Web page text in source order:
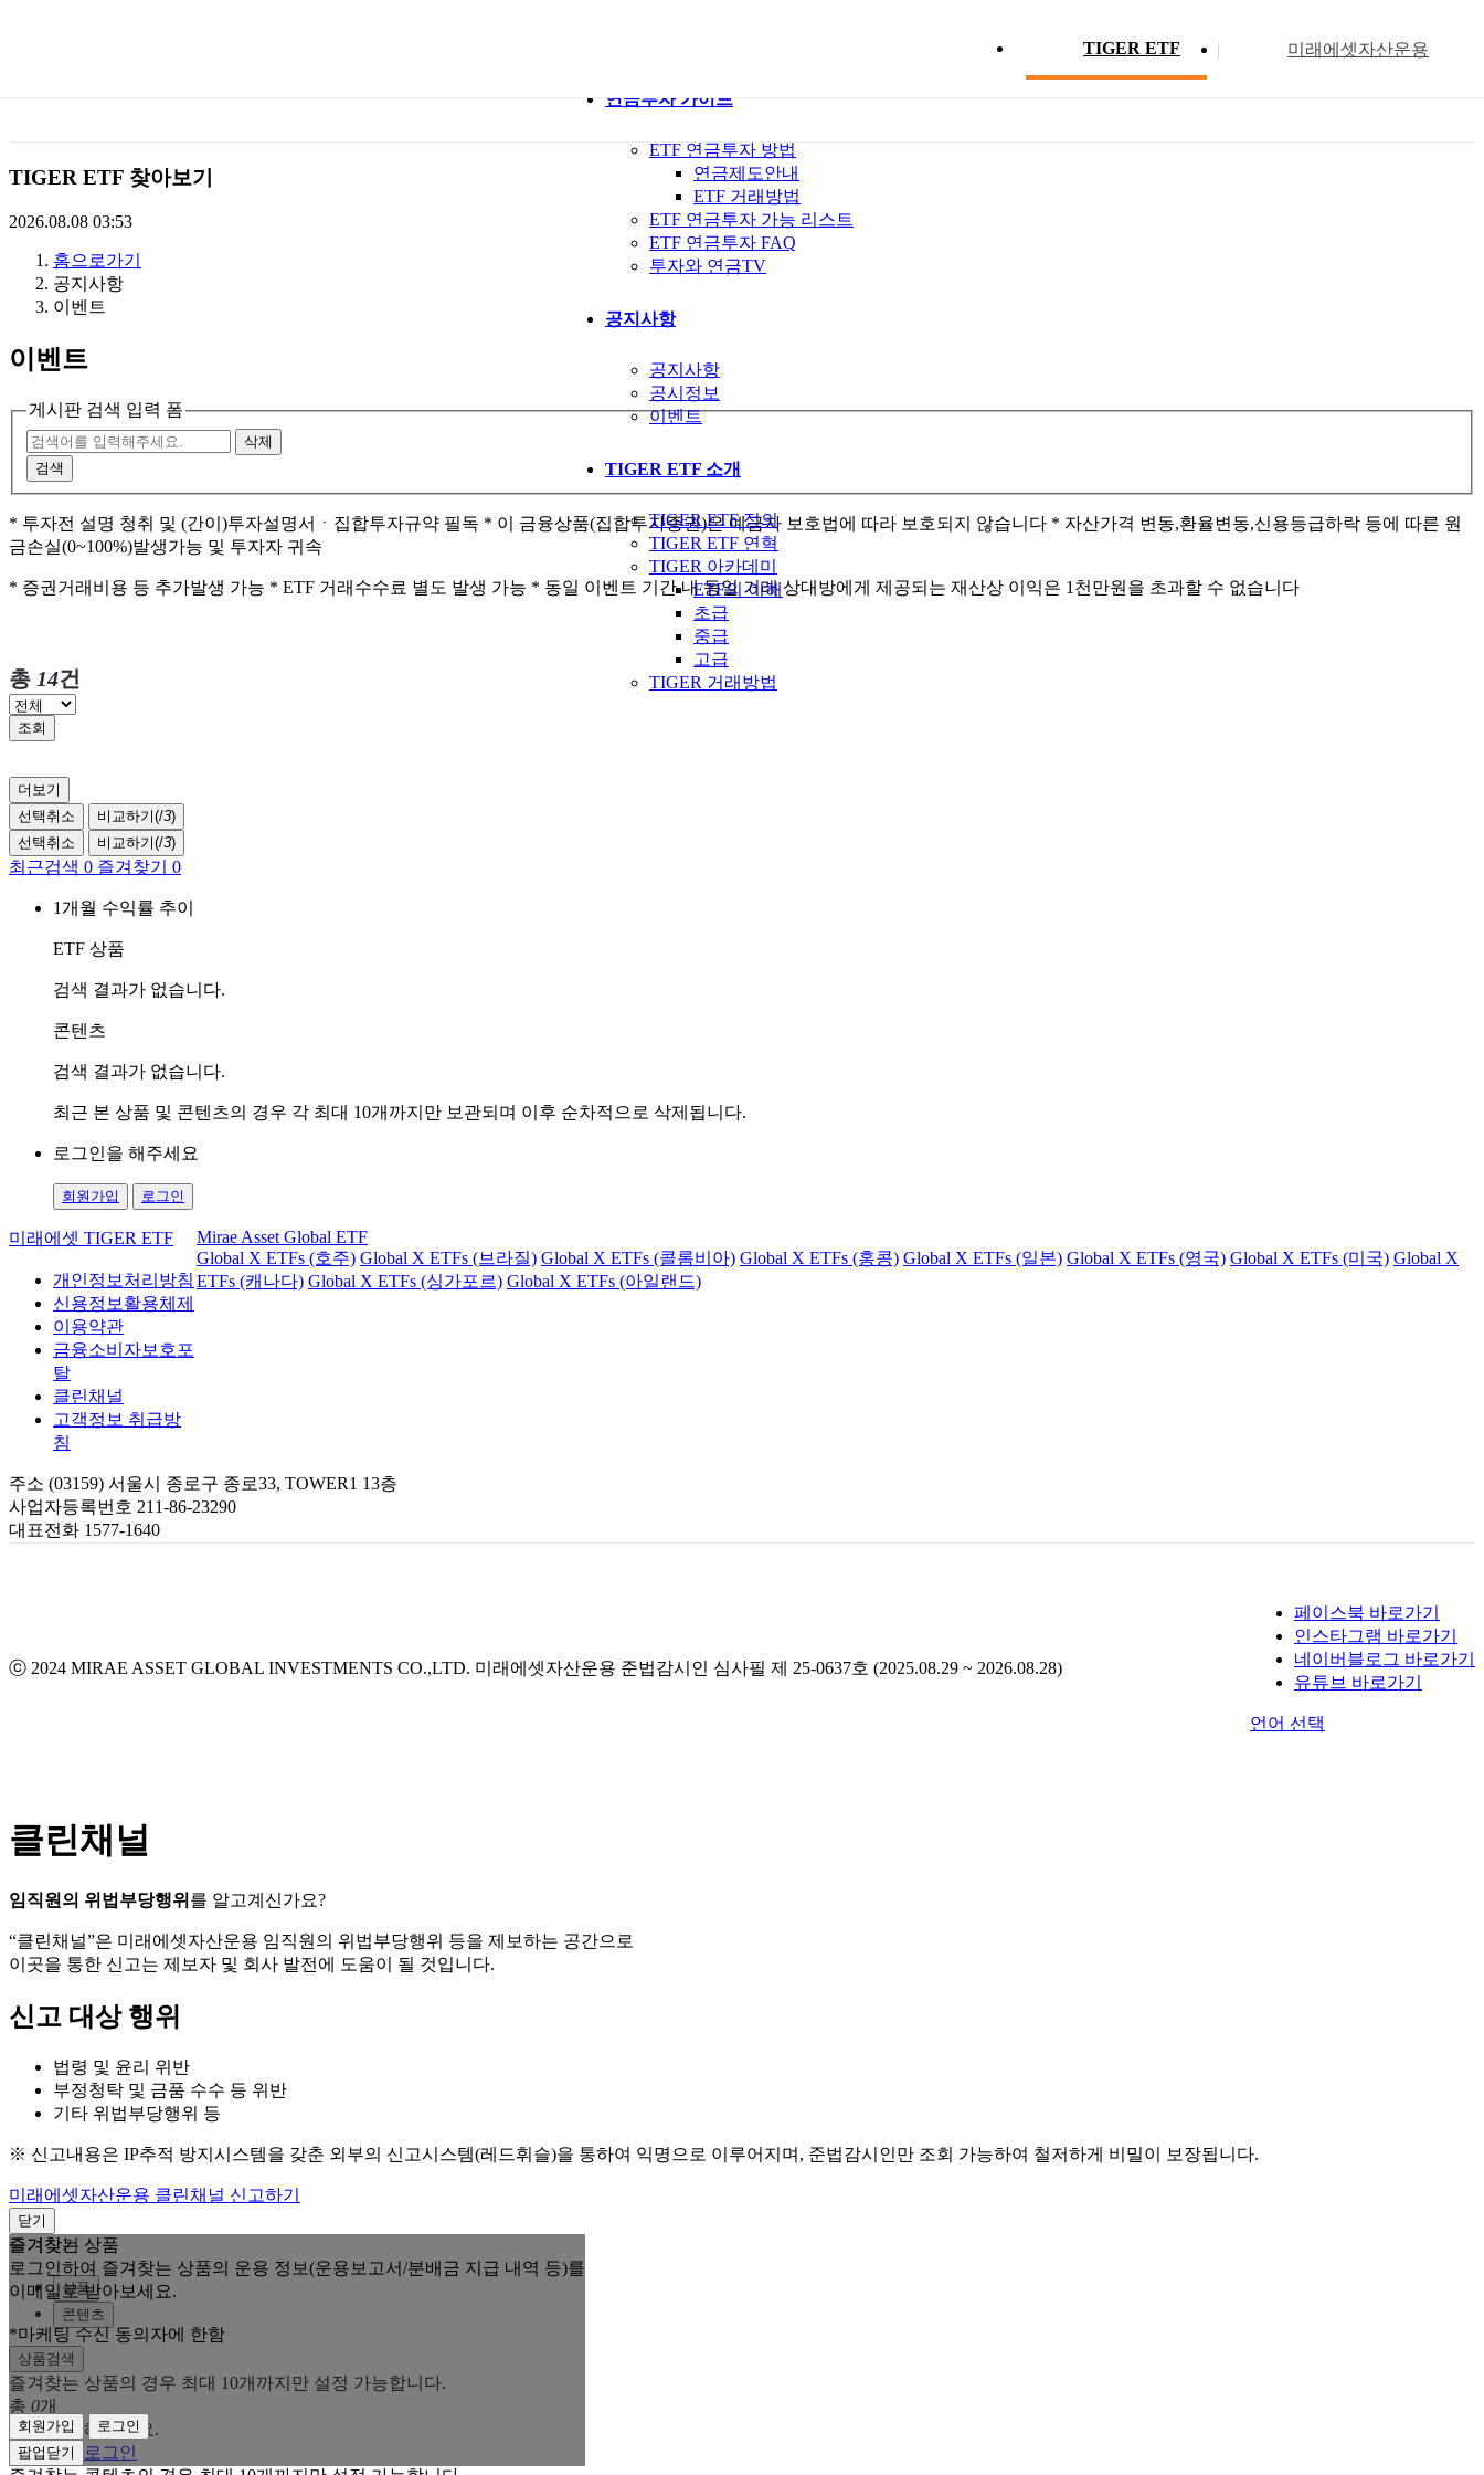
TIGER ETF 미래에셋자산운용
에
셋
TIGERETF
연금투자 가이드
ETF 연금투자 방법
연금제도안내
ETF 거래방법
ETF 연금투자 가능 리스트
ETF 연금투자 FAQ
투자와 연금TV
공지사항
공지사항
공시정보
이벤트
TIGER ETF 소개
TIGER ETF 정의
TIGER ETF 연혁
TIGER 아카데미
ETF의 이해
초급
중급
고급
TIGER 거래방법
ETF 분배금 현황
TIGER ETF 찾아보기
2026.08.08 03:53
홈으로가기
공지사항
이벤트
이벤트
게시판 검색 입력 폼
삭제
검색
* 투자전 설명 청취 및 (간이)투자설명서ㆍ집합투자규약 필독 * 이 금융상품(집합투자증권)은 예금자 보호법에 따라 보호되지 않습니다 * 자산가격 변동,환율변동,신용등급하락 등에 따른 원
금손실(0~100%)발생가능 및 투자자 귀속
* 증권거래비용 등 추가발생 가능 * ETF 거래수수료 별도 발생 가능 * 동일 이벤트 기간 내 동일 거래 상대방에게 제공되는 재산상 이익은 1천만원을 초과할 수 없습니다
총 14건
조회
더보기
선택취소
비교하기(/3)
선택취소
비교하기(/3)
최근검색 0 즐겨찾기 0
1개월 수익률 추이
ETF 상품
검색 결과가 없습니다.
콘텐츠
검색 결과가 없습니다.
최근 본 상품 및 콘텐츠의 경우 각 최대 10개까지만 보관되며 이후 순차적으로 삭제됩니다.
로그인을 해주세요
회원가입 로그인
미래에셋 TIGER ETF
개인정보처리방침
신용정보활용체제
이용약관
금융소비자보호포
탈
클린채널
고객정보 취급방
침
Mirae Asset Global ETF
Global X ETFs (호주) Global X ETFs (브라질) Global X ETFs (콜롬비아) Global X ETFs (홍콩) Global X ETFs (일본) Global X ETFs (영국) Global X ETFs (미국) Global X
ETFs (캐나다) Global X ETFs (싱가포르) Global X ETFs (아일랜드)
주소 (03159) 서울시 종로구 종로33, TOWER1 13층
사업자등록번호 211-86-23290
대표전화 1577-1640
ⓒ 2024 MIRAE ASSET GLOBAL INVESTMENTS CO.,LTD. 미래에셋자산운용 준법감시인 심사필 제 25-0637호 (2025.08.29 ~ 2026.08.28)
페이스북 바로가기
인스타그램 바로가기
네이버블로그 바로가기
유튜브 바로가기
언어 선택
클린채널
임직원의 위법부당행위 를 알고계신가요?
“클린채널”은 미래에셋자산운용 임직원의 위법부당행위 등을 제보하는 공간으로
이곳을 통한 신고는 제보자 및 회사 발전에 도움이 될 것입니다.
신고 대상 행위
법령 및 윤리 위반
부정청탁 및 금품 수수 등 위반
기타 위법부당행위 등
※ 신고내용은 IP추적 방지시스템을 갖춘 외부의 신고시스템(레드휘슬)을 통하여 익명으로 이루어지며, 준법감시인만 조회 가능하여 철저하게 비밀이 보장됩니다.
미래에셋자산운용 클린채널 신고하기
닫기
즐겨찾는 상품
로그인하여 즐겨찾는 상품의 운용 정보(운용보고서/분배금 지급 내역 등)를
이메일로 받아보세요.
*마케팅 수신 동의자에 한함
회원가입
로그인
팝업닫기
즐겨찾기
상품
콘텐츠
상품검색
즐겨찾는 상품의 경우 최대 10개까지만 설정 가능합니다.
총 0개
로그인을 해주세요.
회원가입
로그인